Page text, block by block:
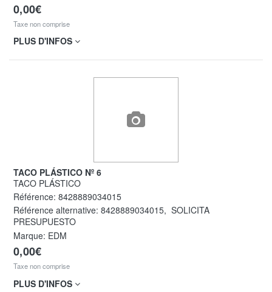
0,00€
Taxe non comprise
PLUS D'INFOS
TACO PLÁSTICO Nº 6
TACO PLÁSTICO
Référence: 8428889034015
Référence alternative: 8428889034015, SOLICITA
PRESUPUESTO
Marque: EDM
0,00€
Taxe non comprise
PLUS D'INFOS